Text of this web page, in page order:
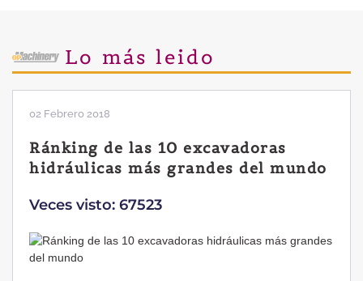
Lo más leido
02 Febrero 2018
Ránking de las 10 excavadoras
hidráulicas más grandes del mundo
Veces visto: 67523